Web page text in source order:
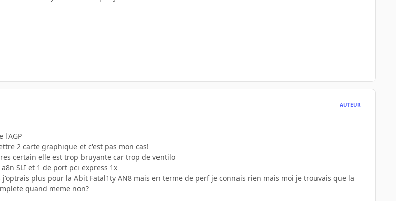
AUTEUR
l'AGP
2 carte graphique et c'est pas mon cas!
certain elle est trop bruyante car trop de ventilo
SLI et 1 de port pci express 1x
plus pour la Abit Fatal1ty AN8 mais en terme de perf je connais rien mais moi je trouvais que la
quand meme non?